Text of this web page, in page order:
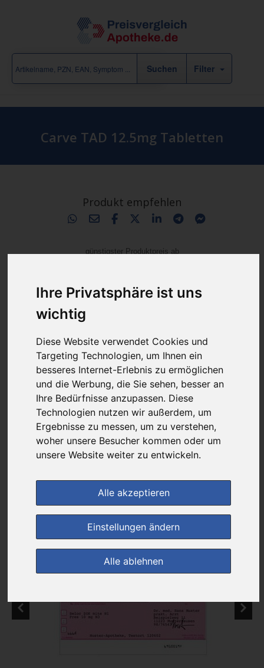
Ihre Privatsphäre ist uns
wichtig
Diese Website verwendet Cookies und
Targeting Technologien, um Ihnen ein
besseres Internet-Erlebnis zu ermöglichen
und die Werbung, die Sie sehen, besser an
Ihre Bedürfnisse anzupassen. Diese
Technologien nutzen wir außerdem, um
Ergebnisse zu messen, um zu verstehen,
woher unsere Besucher kommen oder um
unsere Website weiter zu entwickeln.
Alle akzeptieren
Einstellungen ändern
Alle ablehnen
Filter
Carve TAD 12.5mg Tabletten
Produkt empfehlen
günstigster Produktpreis ab
15,60 €
Rathaus Apotheke
versandkostenfrei
& inkl. MwSt.
Preis pro 1 ST / 0,31 €
Daten vom 28.10.2025 09:18 Uhr
im Shop bestellen
zur Einkaufsliste